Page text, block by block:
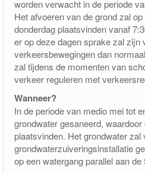
worden verwacht in de periode
Het afvoeren van de grond zal
donderdag plaatsvinden vanaf
er op deze dagen sprake zal zijn
verkeersbewegingen dan
zal tijdens de momenten van
verkeer reguleren met
Wanneer?
In de periode van medio mei tot
grondwater gesaneerd,
plaatsvinden. Het grondwater zal
grondwaterzuiveringsinstallatie
op een watergang parallel aan